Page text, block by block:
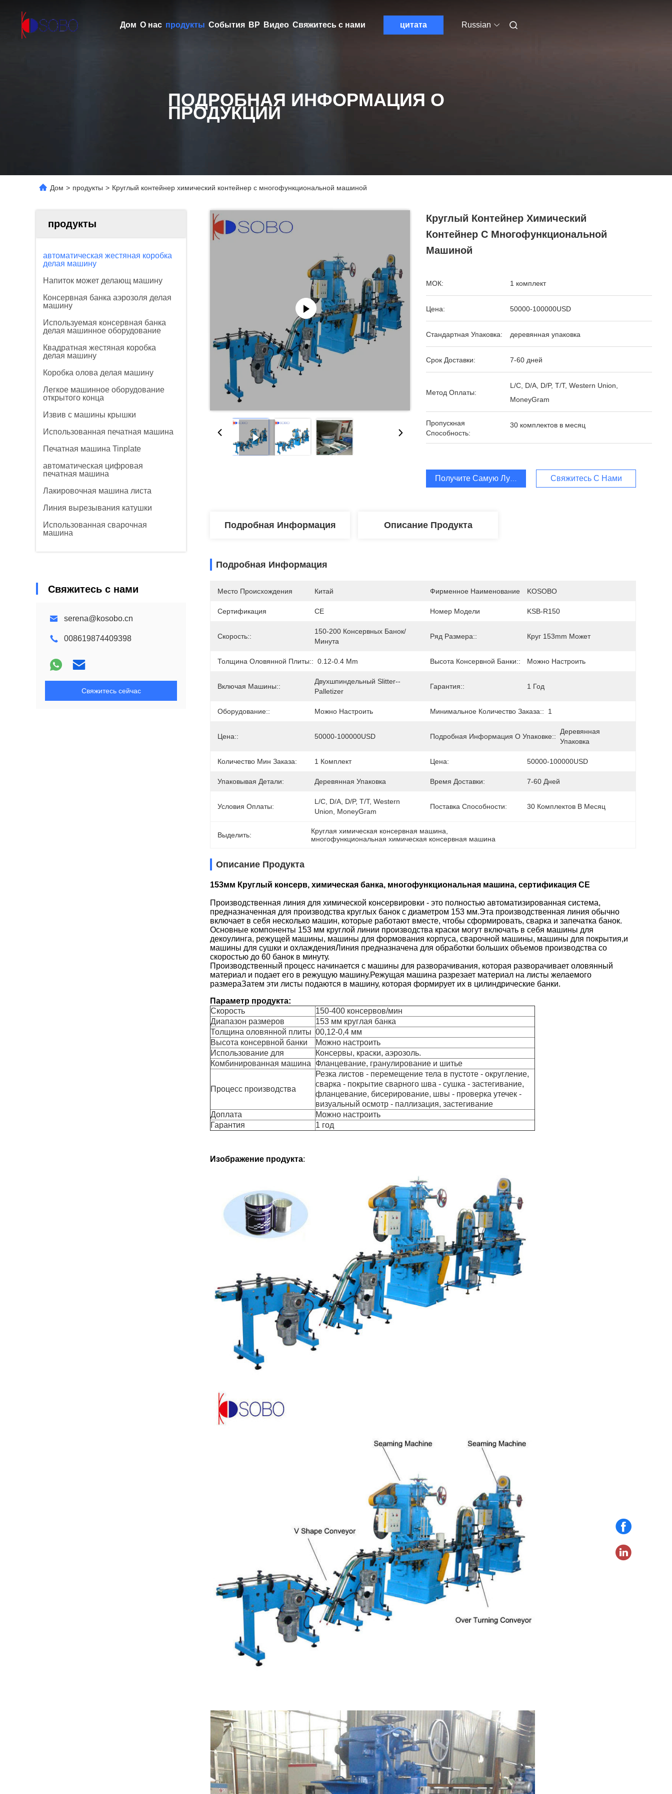
Дом О нас продукты События ВР Видео Свяжитесь с нами цитата Russian
ПОДРОБНАЯ ИНФОРМАЦИЯ О
ПРОДУКЦИИ
Дом > продукты > Круглый контейнер химический контейнер с многофункциональной машиной
продукты
автоматическая жестяная коробка
делая машину
Напиток может делающ машину
Консервная банка аэрозоля делая
машину
Используемая консервная банка
делая машинное оборудование
Квадратная жестяная коробка
делая машину
Коробка олова делая машину
Легкое машинное оборудование
открытого конца
Извив с машины крышки
Использованная печатная машина
Печатная машина Tinplate
автоматическая цифровая
печатная машина
Лакировочная машина листа
Линия вырезывания катушки
Использованная сварочная
машина
Свяжитесь с нами
serena@kosobo.cn
008619874409398
Свяжитесь сейчас
Круглый Контейнер Химический
Контейнер С Многофункциональной
Машиной
МОК: 1 комплект
Цена: 50000-100000USD
Стандартная Упаковка: деревянная упаковка
Срок Доставки: 7-60 дней
Метод Оплаты:
L/C, D/A, D/P, T/T, Western Union,
MoneyGram
Пропускная
Способность:
30 комплектов в месяц
Получите Самую Лучшую ЦенуСвяжитесь С Нами
Подробная Информация Описание Продукта
Подробная Информация
Место Происхождения Китай Фирменное Наименование KOSOBO
Сертификация CE Номер Модели KSB-R150
Скорость::
150-200 Консервных Банок/
Минута
Ряд Размера:: Круг 153mm Может
Толщина Оловянной Плиты:: 0.12-0.4 Mm Высота Консервной Банки:: Можно Настроить
Включая Машины::
Двухшпиндельный Slitter--
Palletizer
Гарантия:: 1 Год
Оборудование:: Можно Настроить Минимальное Количество Заказа:: 1
Цена:: 50000-100000USD Подробная Информация О Упаковке::
Деревянная
Упаковка
Количество Мин Заказа: 1 Комплект Цена: 50000-100000USD
Упаковывая Детали: Деревянная Упаковка Время Доставки: 7-60 Дней
Условия Оплаты:
L/C, D/A, D/P, T/T, Western
Union, MoneyGram
Поставка Способности: 30 Комплектов В Месяц
Выделить: Круглая химическая консервная машина
многофункциональная химическая консервная машина
Описание Продукта
153мм Круглый консерв, химическая банка, многофункциональная машина, сертификация CE
Производственная линия для химической консервировки - это полностью автоматизированная система,
предназначенная для производства круглых банок с диаметром 153 мм.Эта производственная линия обычно
включает в себя несколько машин, которые работают вместе, чтобы сформировать, сварка и запечатка банок.
Основные компоненты 153 мм круглой линии производства краски могут включать в себя машины для
декоулинга, режущей машины, машины для формования корпуса, сварочной машины, машины для покрытия,и
машины для сушки и охлажденияЛиния предназначена для обработки больших объемов производства со
скоростью до 60 банок в минуту.
Производственный процесс начинается с машины для разворачивания, которая разворачивает оловянный
материал и подает его в режущую машину.Режущая машина разрезает материал на листы желаемого
размераЗатем эти листы подаются в машину, которая формирует их в цилиндрические банки.
Параметр продукта:
Скорость
150-400 консервов/мин
Диапазон размеров
153 мм круглая банка
Толщина оловянной плиты 00,12-0,4 мм
Высота консервной банки
Можно настроить
Использование для
Консервы, краски, аэрозоль.
Комбинированная машина
Фланцевание, гранулирование и шитье
Процесс производства
Резка листов - перемещение тела в пустоте - округление,
сварка - покрытие сварного шва - сушка - застегивание,
фланцевание, бисерирование, швы - проверка утечек -
визуальный осмотр - паллизация, застегивание
Доплата
Можно настроить
Гарантия
1 год
Изображение продукта: